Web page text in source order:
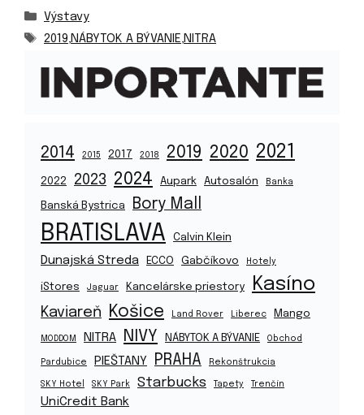
Kategórie
Výstavy
Značky
2019,NÁBYTOK A BÝVANIE,NITRA
2014 2015 2017 2018 2019 2020 2021
2022 2023 2024 Aupark Autosalón Banka
Banská Bystrica Bory Mall
BRATISLAVA Calvin Klein
Dunajská Streda ECCO Gabčíkovo Hotely
iStores Jaguar Kancelárske priestory Kasíno
Kaviareň Košice Land Rover Liberec Mango
MODDOM NITRA NIVY NÁBYTOK A BÝVANIE Obchod
Pardubice PIEŠTANY PRAHA Rekonštrukcia
SKY Hotel SKY Park Starbucks Tapety Trenčín
UniCredit Bank